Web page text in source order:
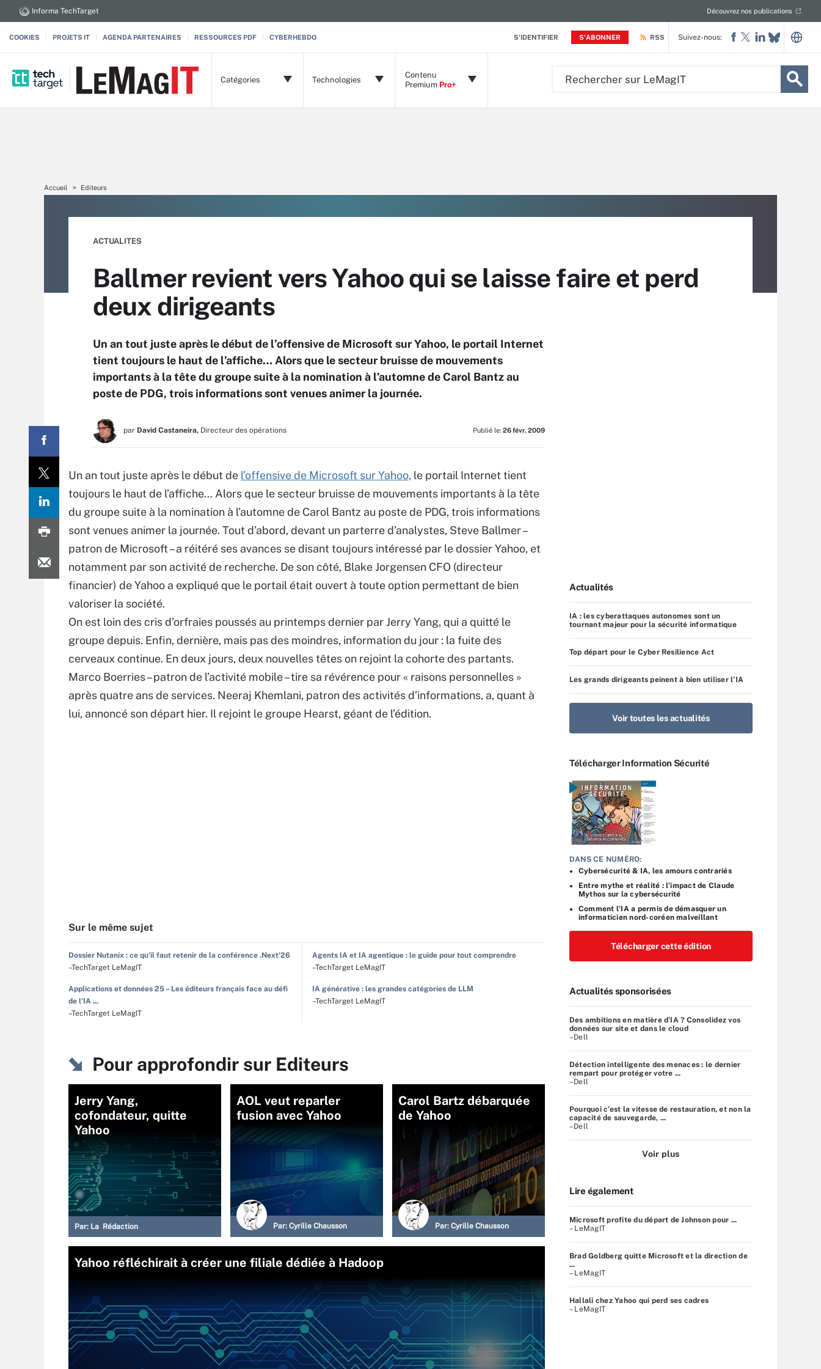
S'IDENTIFIER S'ABONNER
Informa TechTarget Découvrez nos publications
COOKIES PROJETS IT AGENDA PARTENAIRES RESSOURCES PDF CYBERHEBDO RSS
Catégories Technologies
Contenu
Premium Pro+
Suivez-nous:
Accueil Editeurs
ACTUALITES
Ballmer revient vers Yahoo qui se laisse faire et perd
deux dirigeants
Un an tout juste après le début de l’offensive de Microsoft sur Yahoo, le portail Internet
tient toujours le haut de l’affiche… Alors que le secteur bruisse de mouvements
importants à la tête du groupe suite à la nomination à l’automne de Carol Bantz au
poste de PDG, trois informations sont venues animer la journée.
par David Castaneira, Directeur des opérations Publié le: 26 févr. 2009
Un an tout juste après le début de l’offensive de Microsoft sur Yahoo, le portail Internet tient
toujours le haut de l’affiche… Alors que le secteur bruisse de mouvements importants à la tête
du groupe suite à la nomination à l’automne de Carol Bantz au poste de PDG, trois informations
sont venues animer la journée. Tout d’abord, devant un parterre d’analystes, Steve Ballmer –
patron de Microsoft – a réitéré ses avances se disant toujours intéressé par le dossier Yahoo, et
notamment par son activité de recherche. De son côté, Blake Jorgensen CFO (directeur
financier) de Yahoo a expliqué que le portail était ouvert à toute option permettant de bien
valoriser la société.
On est loin des cris d’orfraies poussés au printemps dernier par Jerry Yang, qui a quitté le
groupe depuis. Enfin, dernière, mais pas des moindres, information du jour : la fuite des
cerveaux continue. En deux jours, deux nouvelles têtes on rejoint la cohorte des partants.
Marco Boerries – patron de l’activité mobile – tire sa révérence pour « raisons personnelles »
après quatre ans de services. Neeraj Khemlani, patron des activités d’informations, a, quant à
lui, annoncé son départ hier. Il rejoint le groupe Hearst, géant de l’édition.
Sur le même sujet
Dossier Nutanix : ce qu'il faut retenir de la conférence .Next'26
–TechTarget LeMagIT
Agents IA et IA agentique : le guide pour tout comprendre
–TechTarget LeMagIT
Applications et données 25 – Les éditeurs français face au défi
de l'IA ...
–TechTarget LeMagIT
IA générative : les grandes catégories de LLM
–TechTarget LeMagIT
Pour approfondir sur Editeurs
Jerry Yang,
cofondateur, quitte
Yahoo
Par: La Rédaction
AOL veut reparler
fusion avec Yahoo
Par: Cyrille Chausson
Carol Bartz débarquée
de Yahoo
Par: Cyrille Chausson
Yahoo réfléchirait à créer une filiale dédiée à Hadoop
Actualités
IA : les cyberattaques autonomes sont un
tournant majeur pour la sécurité informatique
Top départ pour le Cyber Resilience Act
Les grands dirigeants peinent à bien utiliser l’IA
Voir toutes les actualités
Télécharger Information Sécurité
DANS CE NUMÉRO:
Cybersécurité & IA, les amours contrariés
Entre mythe et réalité : l’impact de Claude
Mythos sur la cybersécurité
Comment l’IA a permis de démasquer un
informaticien nord-coréen malveillant
Télécharger cette édition
Actualités sponsorisées
Des ambitions en matière d'IA ? Consolidez vos
données sur site et dans le cloud
–Dell
Détection intelligente des menaces : le dernier
rempart pour protéger votre ...
–Dell
Pourquoi c’est la vitesse de restauration, et non la
capacité de sauvegarde, ...
–Dell
Voir plus
Lire également
Microsoft profite du départ de Johnson pour ...
– LeMagIT
Brad Goldberg quitte Microsoft et la direction de
...
– LeMagIT
Hallali chez Yahoo qui perd ses cadres
– LeMagIT